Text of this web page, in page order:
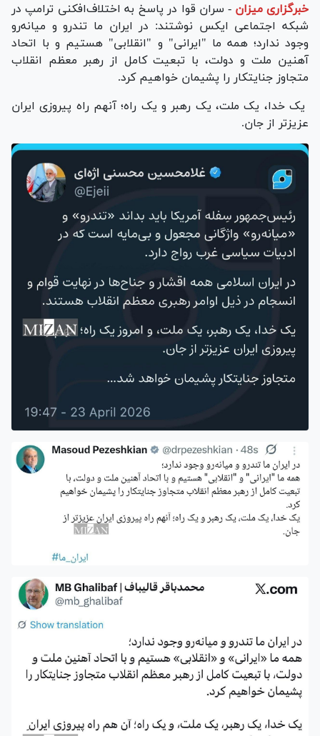
خبرگزاری میزان - سران قوا در پاسخ به اختلاف‌افکنی ترامپ در
شبکه اجتماعی ایکس نوشتند: در ایران ما تندرو و میانه‌رو
وجود ندارد؛ همه ما "ایرانی" و "انقلابی" هستیم و با اتحاد
آهنین ملت و دولت، با تبعیت کامل از رهبر معظم انقلاب
متجاوز جنایتکار را پشیمان خواهیم کرد.
یک خدا، یک ملت، یک رهبر و یک راه؛ آنهم راه پیروزی ایران
عزیزتر از جان.